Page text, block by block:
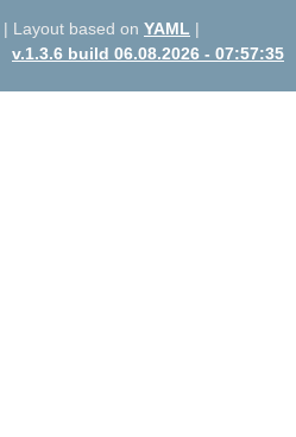
| Layout based on YAML |
v.1.3.6 build 06.08.2026 - 07:57:35